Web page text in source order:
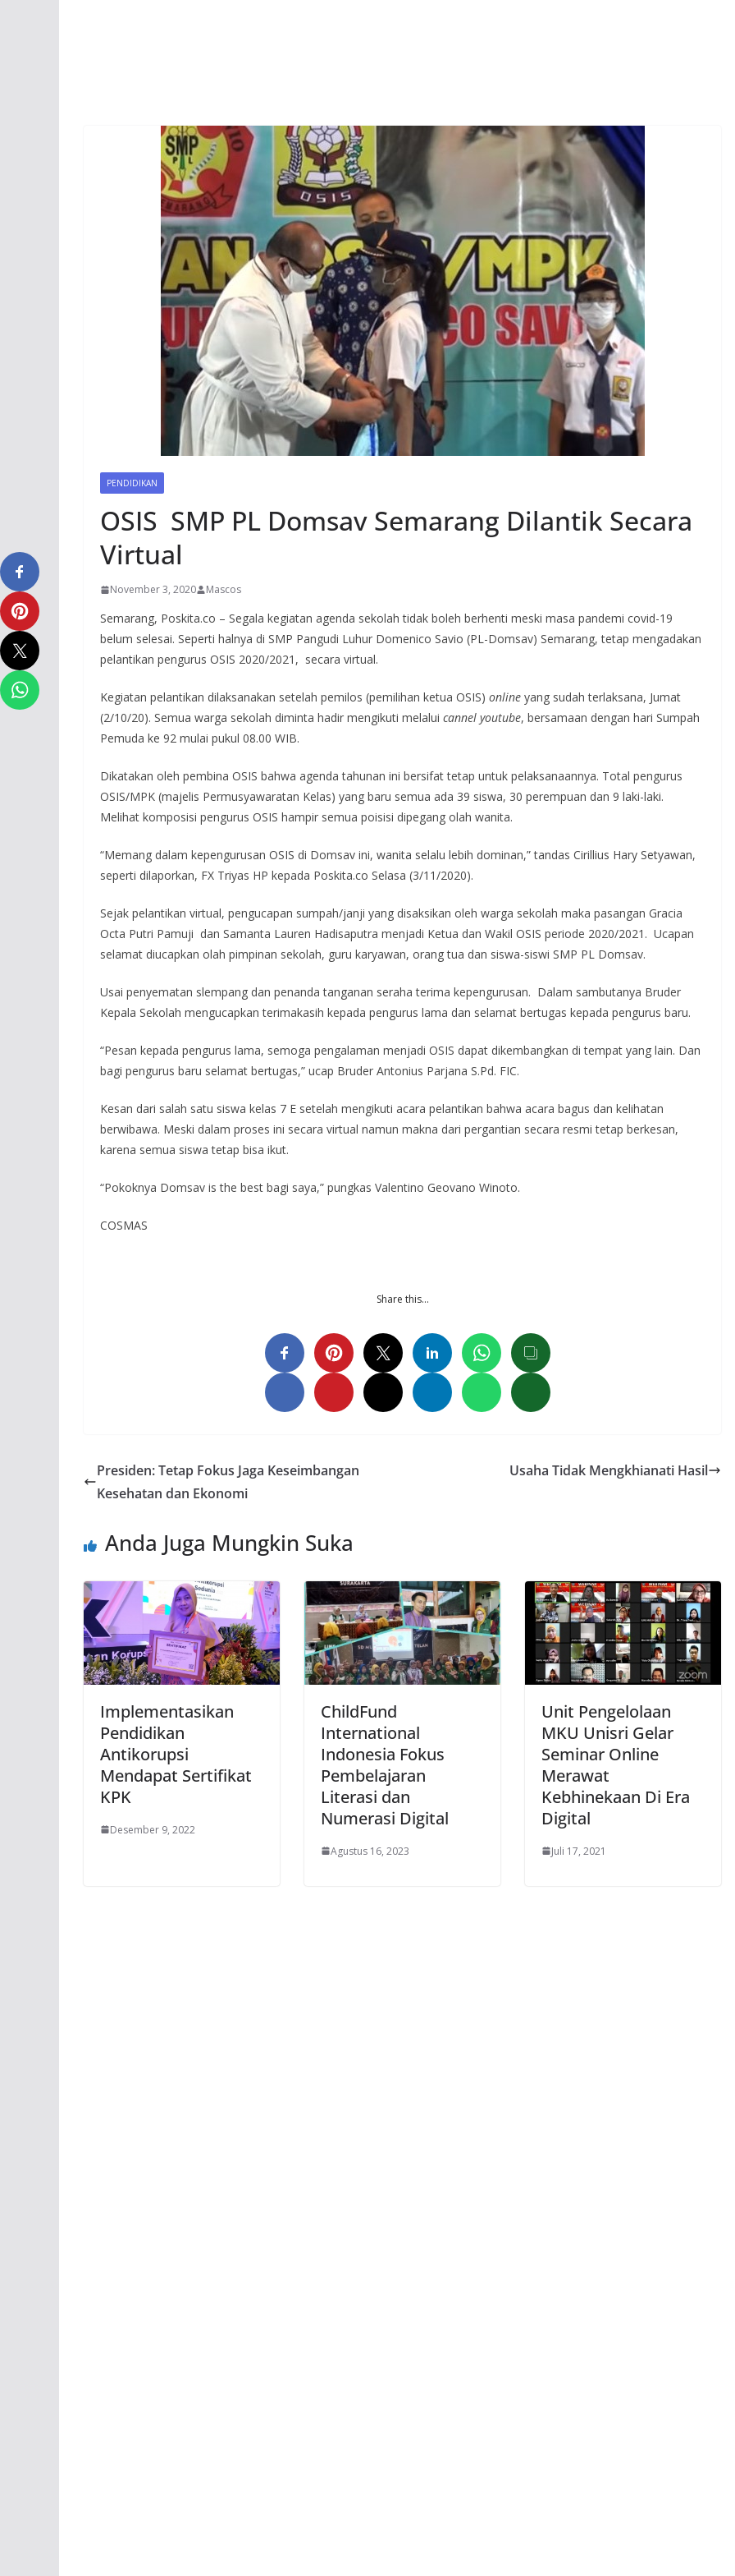
PENDIDIKAN
OSIS SMP PL Domsav Semarang Dilantik Secara
Virtual
November 3, 2020 Mascos
Semarang, Poskita.co – Segala kegiatan agenda sekolah tidak boleh berhenti meski masa pandemi covid-19
belum selesai. Seperti halnya di SMP Pangudi Luhur Domenico Savio (PL-Domsav) Semarang, tetap mengadakan
pelantikan pengurus OSIS 2020/2021, secara virtual.
Kegiatan pelantikan dilaksanakan setelah pemilos (pemilihan ketua OSIS) online yang sudah terlaksana, Jumat
(2/10/20). Semua warga sekolah diminta hadir mengikuti melalui cannel youtube, bersamaan dengan hari Sumpah
Pemuda ke 92 mulai pukul 08.00 WIB.
Dikatakan oleh pembina OSIS bahwa agenda tahunan ini bersifat tetap untuk pelaksanaannya. Total pengurus
OSIS/MPK (majelis Permusyawaratan Kelas) yang baru semua ada 39 siswa, 30 perempuan dan 9 laki-laki.
Melihat komposisi pengurus OSIS hampir semua poisisi dipegang olah wanita.
“Memang dalam kepengurusan OSIS di Domsav ini, wanita selalu lebih dominan,” tandas Cirillius Hary Setyawan,
seperti dilaporkan, FX Triyas HP kepada Poskita.co Selasa (3/11/2020).
Sejak pelantikan virtual, pengucapan sumpah/janji yang disaksikan oleh warga sekolah maka pasangan Gracia
Octa Putri Pamuji dan Samanta Lauren Hadisaputra menjadi Ketua dan Wakil OSIS periode 2020/2021. Ucapan
selamat diucapkan olah pimpinan sekolah, guru karyawan, orang tua dan siswa-siswi SMP PL Domsav.
Usai penyematan slempang dan penanda tanganan seraha terima kepengurusan. Dalam sambutanya Bruder
Kepala Sekolah mengucapkan terimakasih kepada pengurus lama dan selamat bertugas kepada pengurus baru.
“Pesan kepada pengurus lama, semoga pengalaman menjadi OSIS dapat dikembangkan di tempat yang lain. Dan
bagi pengurus baru selamat bertugas,” ucap Bruder Antonius Parjana S.Pd. FIC.
Kesan dari salah satu siswa kelas 7 E setelah mengikuti acara pelantikan bahwa acara bagus dan kelihatan
berwibawa. Meski dalam proses ini secara virtual namun makna dari pergantian secara resmi tetap berkesan,
karena semua siswa tetap bisa ikut.
“Pokoknya Domsav is the best bagi saya,” pungkas Valentino Geovano Winoto.
COSMAS
Share this…
Presiden: Tetap Fokus Jaga Keseimbangan
Kesehatan dan Ekonomi
Usaha Tidak Mengkhianati Hasil
Anda Juga Mungkin Suka
Implementasikan
Pendidikan
Antikorupsi
Mendapat Sertifikat
KPK
Desember 9, 2022
ChildFund
International
Indonesia Fokus
Pembelajaran
Literasi dan
Numerasi Digital
Agustus 16, 2023
Unit Pengelolaan
MKU Unisri Gelar
Seminar Online
Merawat
Kebhinekaan Di Era
Digital
Juli 17, 2021